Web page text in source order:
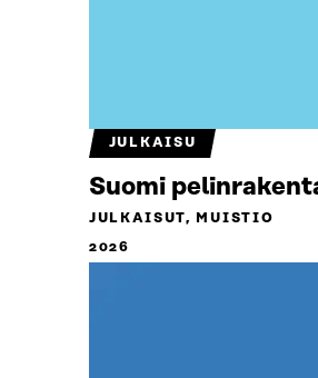
JULKAISU
Suomi
JULKAISUT, MUISTIO
2026